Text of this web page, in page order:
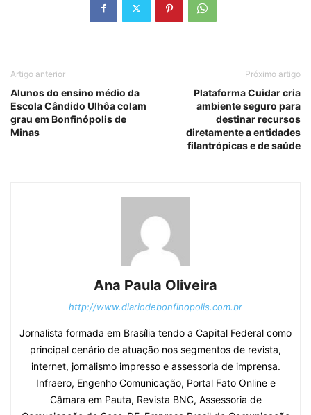
Artigo anterior
Alunos do ensino médio da
Escola Cândido Ulhôa colam
grau em Bonfinópolis de
Minas
Próximo artigo
Plataforma Cuidar cria
ambiente seguro para
destinar recursos
diretamente a entidades
filantrópicas e de saúde
Ana Paula Oliveira
http://www.diariodebonfinopolis.com.br
Jornalista formada em Brasília tendo a Capital Federal como
principal cenário de atuação nos segmentos de revista,
internet, jornalismo impresso e assessoria de imprensa.
Infraero, Engenho Comunicação, Portal Fato Online e
Câmara em Pauta, Revista BNC, Assessoria de